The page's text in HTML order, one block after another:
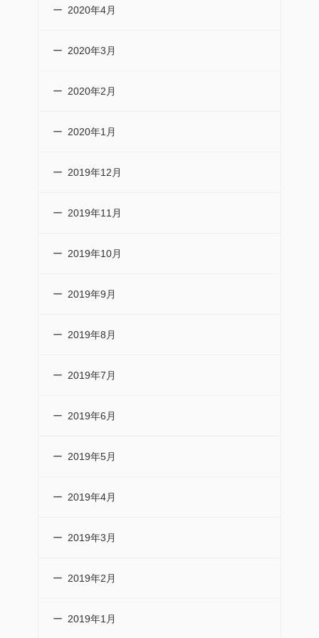
2020年4月
2020年3月
2020年2月
2020年1月
2019年12月
2019年11月
2019年10月
2019年9月
2019年8月
2019年7月
2019年6月
2019年5月
2019年4月
2019年3月
2019年2月
2019年1月